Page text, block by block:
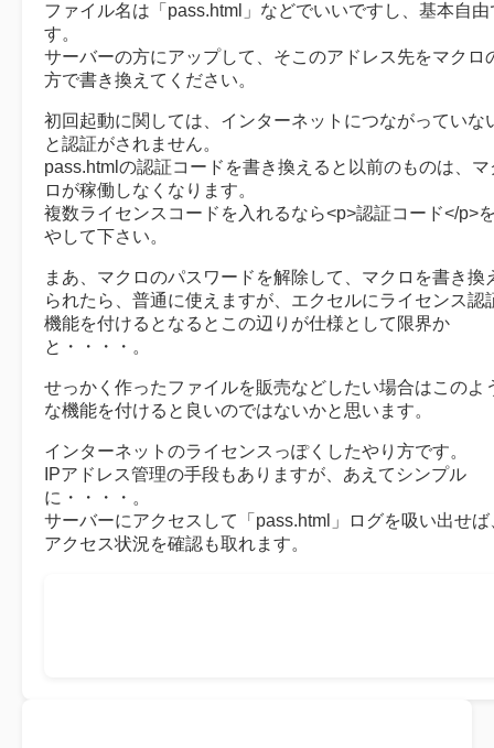
ファイル名は「pass.html」などでいいですし、基本自由
す。
サーバーの方にアップして、そこのアドレス先をマクロ
方で書き換えてください。
初回起動に関しては、インターネットにつながっていな
と認証がされません。
pass.htmlの認証コードを書き換えると以前のものは、マ
ロが稼働しなくなります。
複数ライセンスコードを入れるなら<p>認証コード</p>
やして下さい。
まあ、マクロのパスワードを解除して、マクロを書き換
られたら、普通に使えますが、エクセルにライセンス認
機能を付けるとなるとこの辺りが仕様として限界か
と・・・・。
せっかく作ったファイルを販売などしたい場合はこのよ
な機能を付けると良いのではないかと思います。
インターネットのライセンスっぽくしたやり方です。
IPアドレス管理の手段もありますが、あえてシンプル
に・・・・。
サーバーにアクセスして「pass.html」ログを吸い出せば
アクセス状況を確認も取れます。